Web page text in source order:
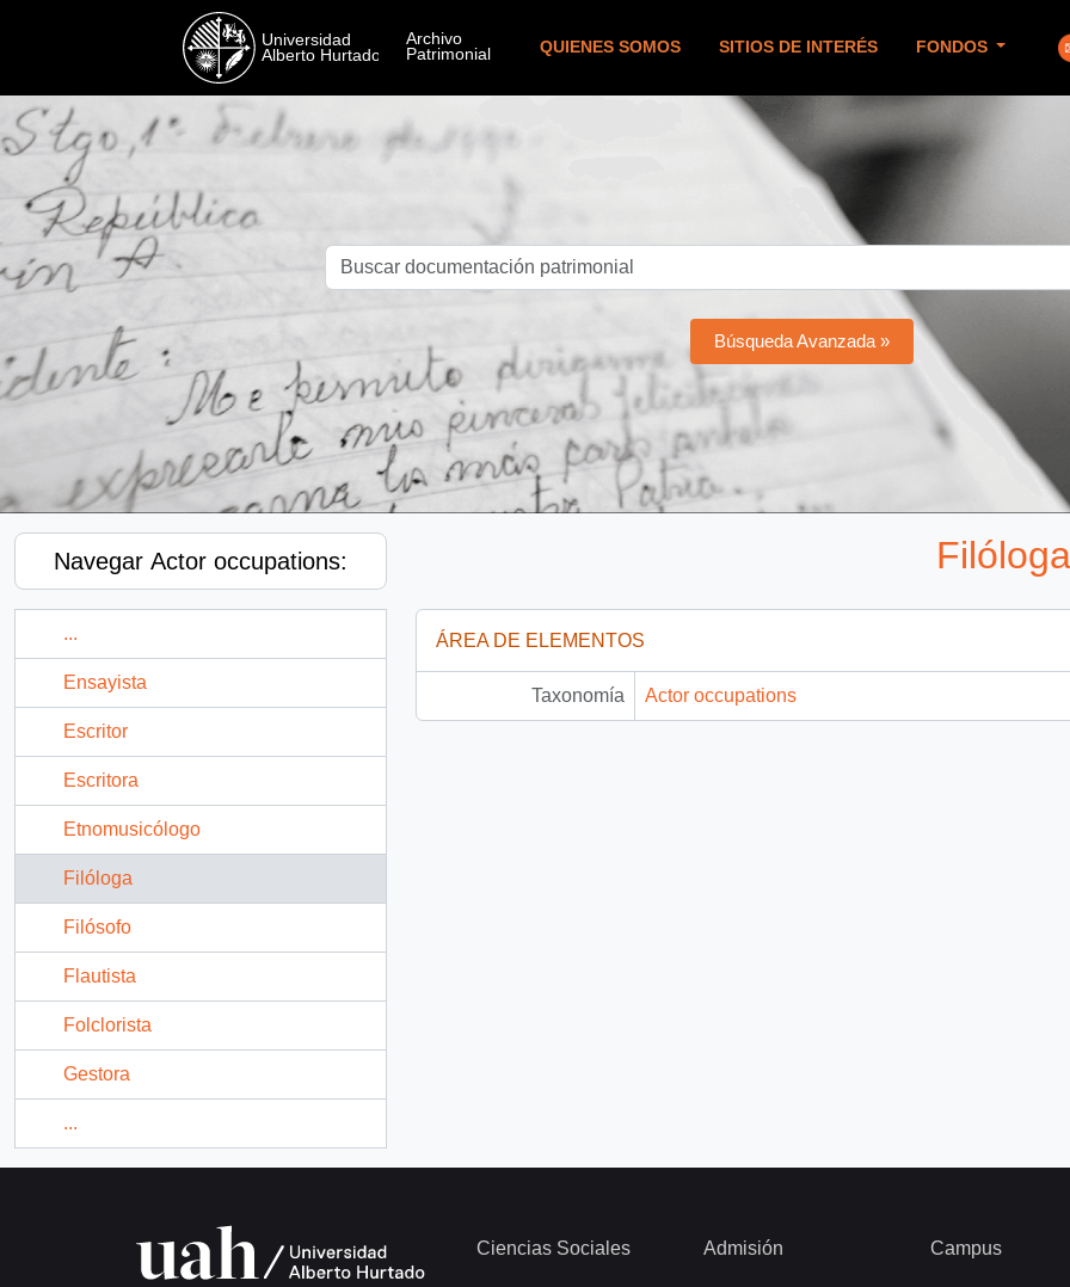
QUIENES SOMOS SITIOS DE INTERÉS FONDOS
Búsqueda Avanzada »
Navegar Actor occupations:
...
Ensayista
Escritor
Escritora
Etnomusicólogo
Filóloga
Filósofo
Flautista
Folclorista
Gestora
...
Filóloga
ÁREA DE ELEMENTOS
Taxonomía Actor occupations
Ciencias Sociales Admisión Campus